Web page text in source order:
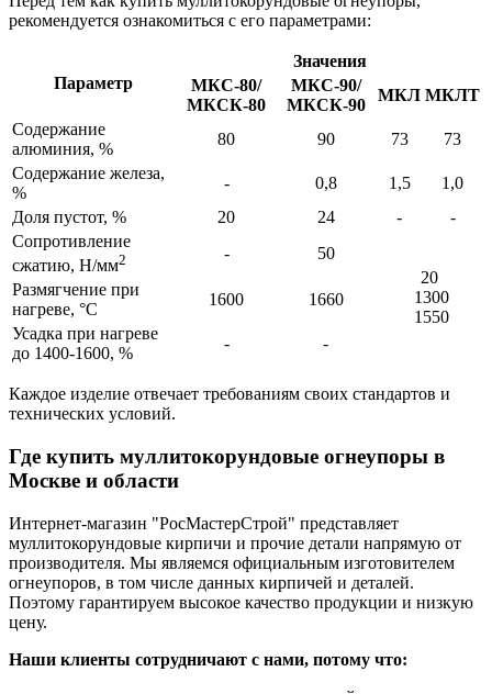
рекомендуется ознакомиться с его параметрами:
Параметр
Значения
МКС-80/
МКСК-80
МКС-90/
МКСК-90
МКЛ МКЛТ
Содержание
алюминия, %
80 90 73
73
Содержание железа,
%
- 0,8 1,5
1,0
Доля пустот, %
20 24 -
-
Сопротивление
сжатию, Н/мм2 -
50
20
1300
1550
Размягчение при
нагреве, °C
1600
1660
Усадка при нагреве
до 1400-1600, %
- -
Каждое изделие отвечает требованиям своих стандартов и
технических условий.
Где купить муллитокорундовые огнеупоры в
Москве и области
Интернет-магазин "РосМастерСтрой" представляет
муллитокорундовые кирпичи и прочие детали напрямую от
производителя. Мы являемся официальным изготовителем
огнеупоров, в том числе данных кирпичей и деталей.
Поэтому гарантируем высокое качество продукции и низкую
цену.
Наши клиенты сотрудничают с нами, потому что: